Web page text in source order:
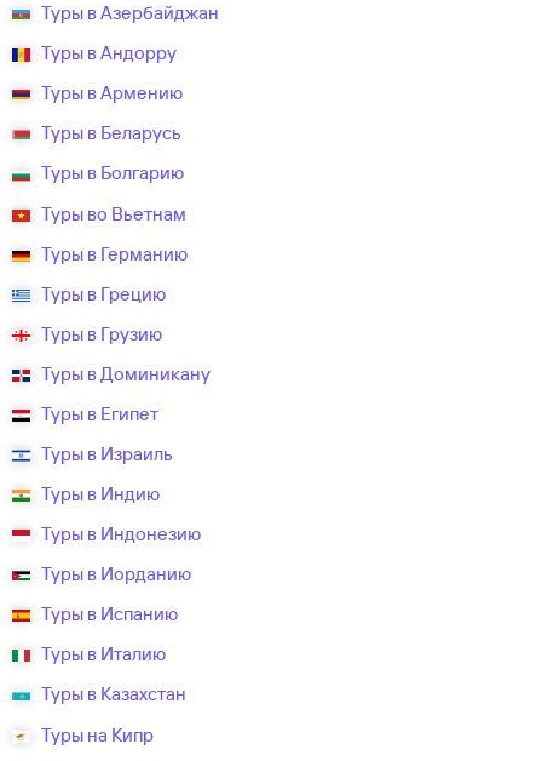
Туры в Азербайджан
Туры в Андорру
Туры в Армению
Туры в Беларусь
Туры в Болгарию
Туры во Вьетнам
Туры в Германию
Туры в Грецию
Туры в Грузию
Туры в Доминикану
Туры в Египет
Туры в Израиль
Туры в Индию
Туры в Индонезию
Туры в Иорданию
Туры в Испанию
Туры в Италию
Туры в Казахстан
Туры на Кипр